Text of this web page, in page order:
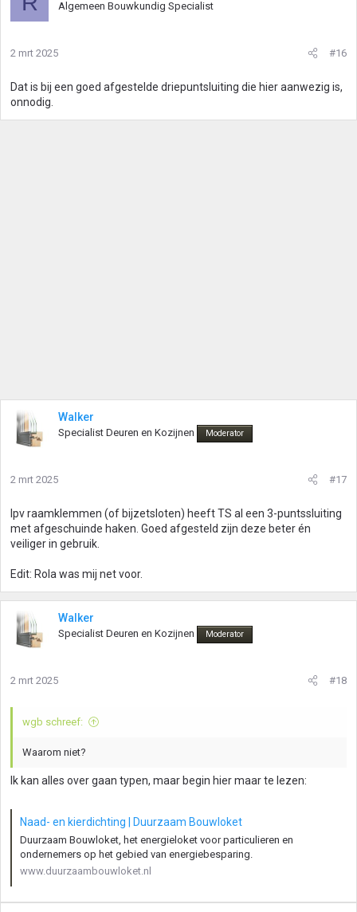
d
e
i
g
Algemeen Bouwkundig Specialist
2 mrt 2025 #16
Dat is bij een goed afgestelde driepuntsluiting die hier aanwezig is,
onnodig.
Walker
Specialist Deuren en Kozijnen Moderator
2 mrt 2025 #17
Ipv raamklemmen (of bijzetsloten) heeft TS al een 3-puntssluiting
met afgeschuinde haken. Goed afgesteld zijn deze beter én
veiliger in gebruik.
Edit: Rola was mij net voor.
Walker
Specialist Deuren en Kozijnen Moderator
2 mrt 2025 #18
wgb schreef:
Waarom niet?
Ik kan alles over gaan typen, maar begin hier maar te lezen:
Naad- en kierdichting | Duurzaam Bouwloket
Duurzaam Bouwloket, het energieloket voor particulieren en
ondernemers op het gebied van energiebesparing.
www.duurzaambouwloket.nl